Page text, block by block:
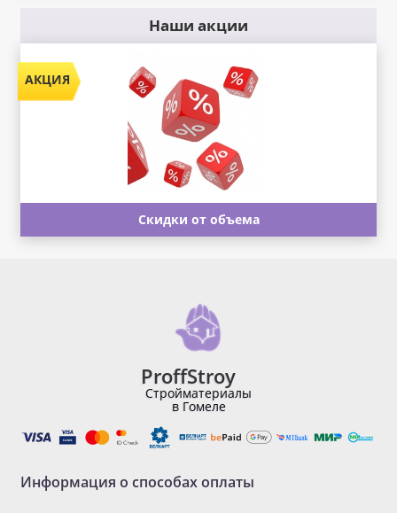
Наши акции
Скидки от объема
ProffStroy
Стройматериалы
в Гомеле
Информация о способах оплаты